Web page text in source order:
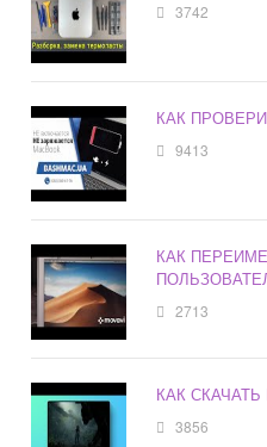
3742
КАК
9413
КАК
2713
КАК
3856